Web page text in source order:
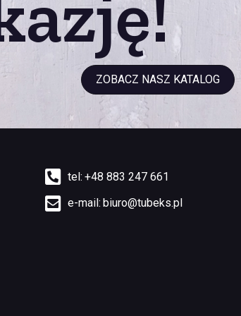
ZOBACZ NASZ KATALOG
tel: +48 883 247 661
e-mail: biuro@tubeks.pl